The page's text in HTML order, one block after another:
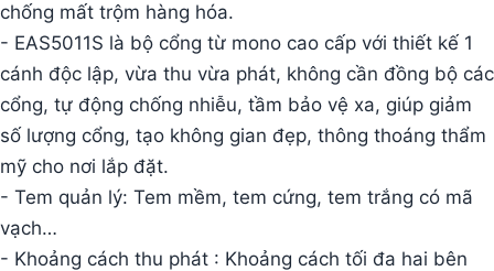
chống mất trộm hàng hóa.
- EAS5011S là bộ cổng từ mono cao cấp với thiết kế 1
cánh độc lập, vừa thu vừa phát, không cần đồng bộ các
cổng, tự động chống nhiễu, tầm bảo vệ xa, giúp giảm
số lượng cổng, tạo không gian đẹp, thông thoáng thẩm
mỹ cho nơi lắp đặt.
- Tem quản lý: Tem mềm, tem cứng, tem trắng có mã
vạch…
- Khoảng cách thu phát : Khoảng cách tối đa hai bên